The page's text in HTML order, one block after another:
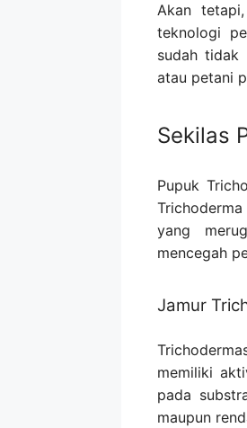
Akan
teknologi
sudah tidak
atau petani
Sekilas
Pupuk
yang
mencegah
Jamur
memiliki
pada
maupun